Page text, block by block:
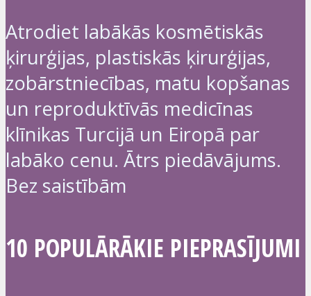
Atrodiet labākās kosmētiskās
ķirurģijas, plastiskās ķirurģijas,
zobārstniecības, matu kopšanas
un reproduktīvās medicīnas
klīnikas Turcijā un Eiropā par
labāko cenu. Ātrs piedāvājums.
Bez saistībām
10 POPULĀRĀKIE PIEPRASĪJUMI